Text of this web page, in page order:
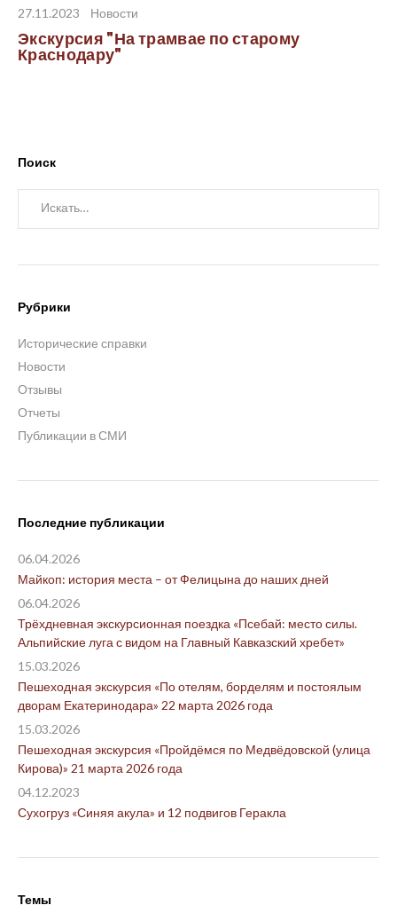
27.11.2023 Новости
Экскурсия "На трамвае по старому
Краснодару"
Поиск
Рубрики
Исторические справки
Новости
Отзывы
Отчеты
Публикации в СМИ
Последние публикации
Майкоп: история места – от Фелицына до наших дней
06.04.2026
Трёхдневная экскурсионная поездка «Псебай: место силы.
Альпийские луга с видом на Главный Кавказский хребет»
06.04.2026
Пешеходная экскурсия «По отелям, борделям и постоялым
дворам Екатеринодара» 22 марта 2026 года
15.03.2026
Пешеходная экскурсия «Пройдёмся по Медвёдовской (улица
Кирова)» 21 марта 2026 года
15.03.2026
Сухогруз «Синяя акула» и 12 подвигов Геракла
04.12.2023
Темы